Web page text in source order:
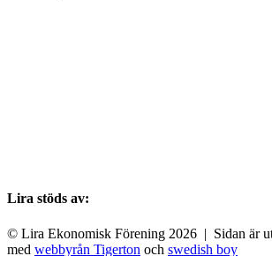
Lira stöds av:
© Lira Ekonomisk Förening 2026 | Sidan är
med webbyrån Tigerton och swedish boy